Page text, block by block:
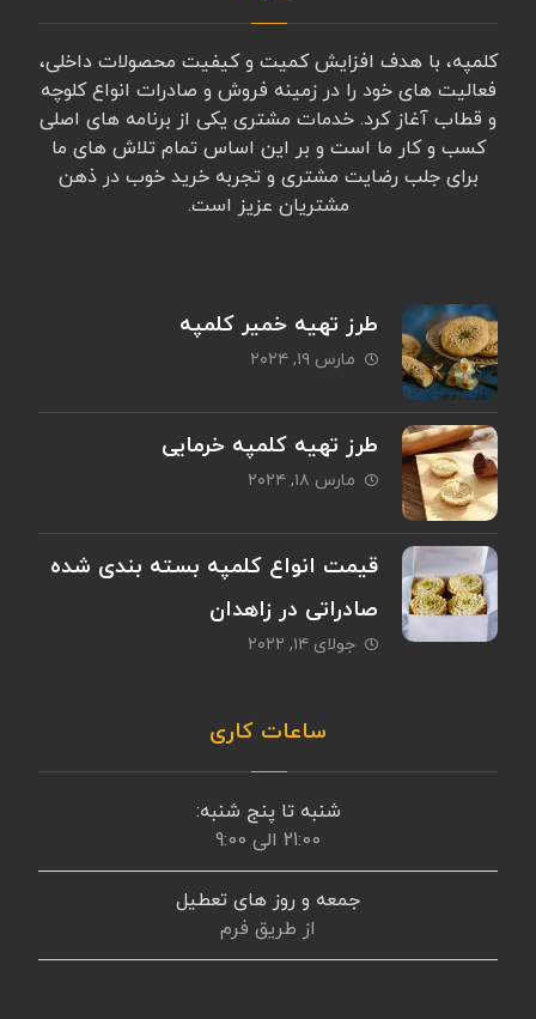
کلمپه، با هدف افزایش کمیت و کیفیت محصولات داخلی،
فعالیت های خود را در زمینه فروش و صادرات انواع کلوچه
و قطاب آغاز کرد. خدمات مشتری یکی از برنامه های اصلی
کسب و کار ما است و بر این اساس تمام تلاش های ما
برای جلب رضایت مشتری و تجربه خرید خوب در ذهن
مشتریان عزیز است.
طرز تهیه خمیر کلمپه
مارس ۱۹, ۲۰۲۴
طرز تهیه کلمپه خرمایی
مارس ۱۸, ۲۰۲۴
قیمت انواع کلمپه بسته بندی شده
صادراتی در زاهدان
جولای ۱۴, ۲۰۲۲
ساعات کاری
شنبه تا پنج شنبه:
21:00 الی 9:00
جمعه و روز های تعطیل
از طریق فرم